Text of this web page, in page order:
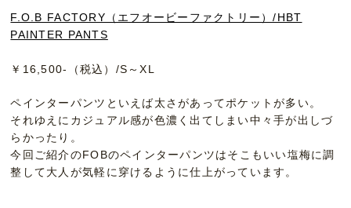
F.O.B FACTORY（エフオービーファクトリー）/HBT
PAINTER PANTS
￥16,500-（税込）/S～XL
ペインターパンツといえば太さがあってポケットが多い。
それゆえにカジュアル感が色濃く出てしまい中々手が出しづ
らかったり。
今回ご紹介のFOBのペインターパンツはそこもいい塩梅に調
整して大人が気軽に穿けるように仕上がっています。